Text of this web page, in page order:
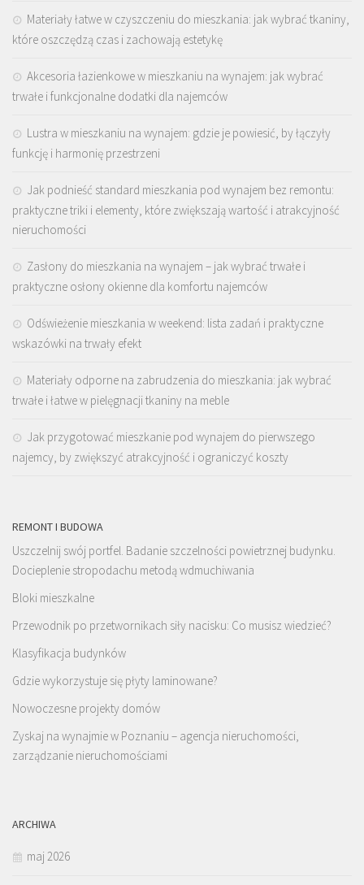
Materiały łatwe w czyszczeniu do mieszkania: jak wybrać tkaniny,
które oszczędzą czas i zachowają estetykę
Akcesoria łazienkowe w mieszkaniu na wynajem: jak wybrać
trwałe i funkcjonalne dodatki dla najemców
Lustra w mieszkaniu na wynajem: gdzie je powiesić, by łączyły
funkcję i harmonię przestrzeni
Jak podnieść standard mieszkania pod wynajem bez remontu:
praktyczne triki i elementy, które zwiększają wartość i atrakcyjność
nieruchomości
Zasłony do mieszkania na wynajem – jak wybrać trwałe i
praktyczne osłony okienne dla komfortu najemców
Odświeżenie mieszkania w weekend: lista zadań i praktyczne
wskazówki na trwały efekt
Materiały odporne na zabrudzenia do mieszkania: jak wybrać
trwałe i łatwe w pielęgnacji tkaniny na meble
Jak przygotować mieszkanie pod wynajem do pierwszego
najemcy, by zwiększyć atrakcyjność i ograniczyć koszty
REMONT I BUDOWA
Uszczelnij swój portfel. Badanie szczelności powietrznej budynku.
Docieplenie stropodachu metodą wdmuchiwania
Bloki mieszkalne
Przewodnik po przetwornikach siły nacisku: Co musisz wiedzieć?
Klasyfikacja budynków
Gdzie wykorzystuje się płyty laminowane?
Nowoczesne projekty domów
Zyskaj na wynajmie w Poznaniu – agencja nieruchomości,
zarządzanie nieruchomościami
ARCHIWA
maj 2026